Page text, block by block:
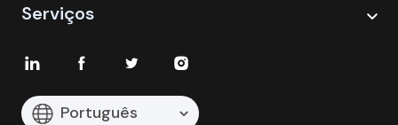
Serviços
Português